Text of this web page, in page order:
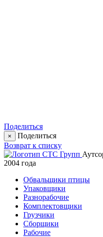
Поделиться
×
Поделиться
Возврат к списку
2004 года
Обвальщики птицы
Упаковщики
Разнорабочие
Комплектовщики
Грузчики
Сборщики
Рабочие